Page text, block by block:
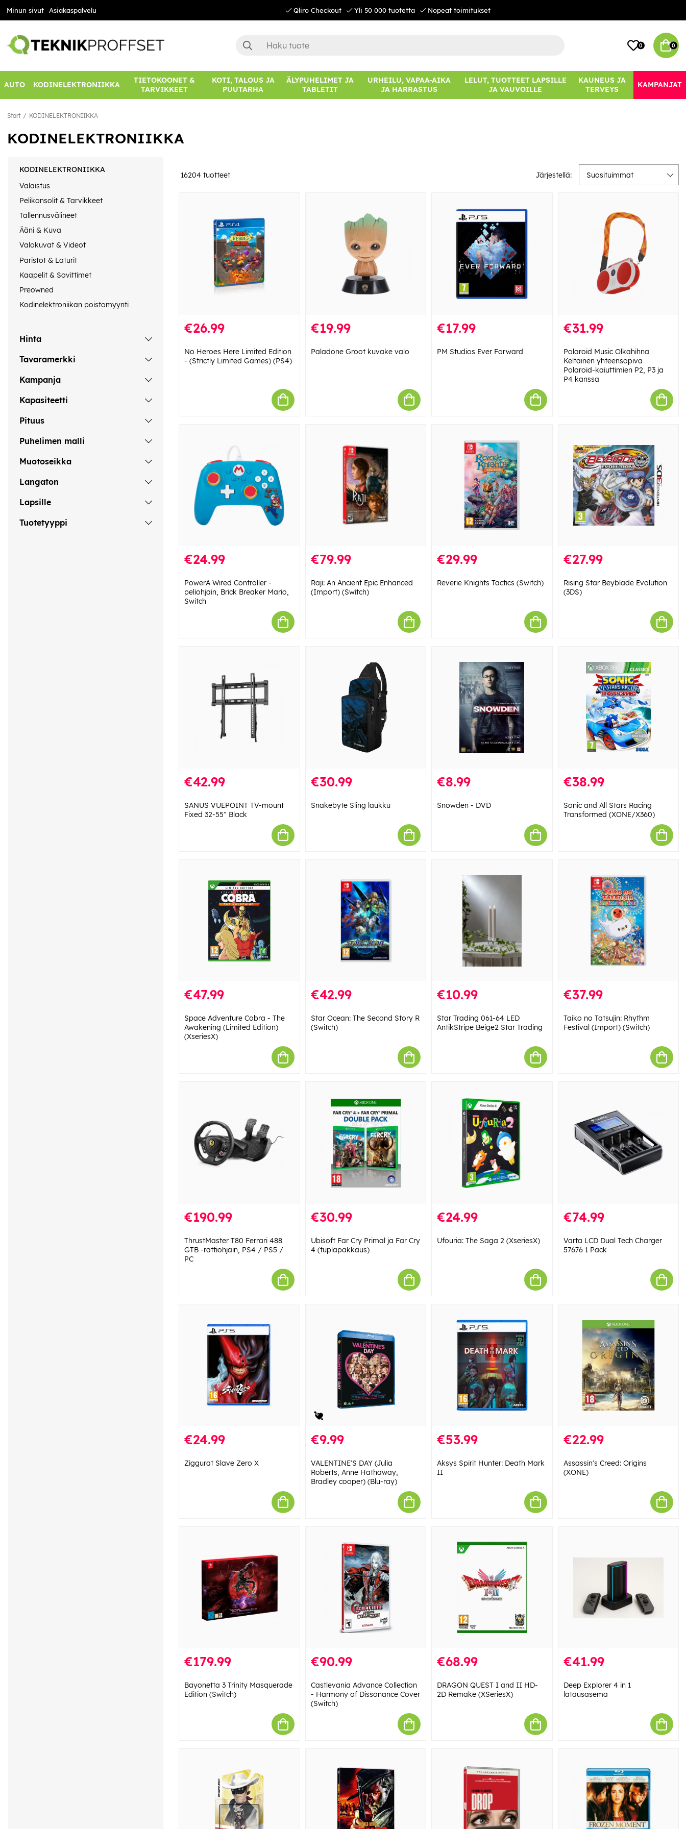
Minun sivut Asiakaspalvelu Qliro Checkout Yli 50 000 tuotetta Nopeat toimitukset
0 0
AUTO KODINELEKTRONIIKKA
TIETOKOONET &
TARVIKKEET
KOTI, TALOUS JA
PUUTARHA
ÄLYPUHELIMET JA
TABLETIT
URHEILU, VAPAA-AIKA
JA HARRASTUS
LELUT, TUOTTEET LAPSILLE
JA VAUVOILLE
KAUNEUS JA
TERVEYS
KAMPANJAT
Start KODINELEKTRONIIKKA
KODINELEKTRONIIKKA
KODINELEKTRONIIKKA
Valaistus
Pelikonsolit & Tarvikkeet
Tallennusvälineet
Ääni & Kuva
Valokuvat & Videot
Paristot & Laturit
Kaapelit & Sovittimet
Preowned
Kodinelektroniikan poistomyynti
Hinta
Tavaramerkki
Kampanja
Kapasiteetti
Pituus
Puhelimen malli
Muotoseikka
Langaton
Lapsille
Tuotetyyppi
16204 tuotteet Järjestellä: Suosituimmat
€26.99
No Heroes Here Limited Edition
- (Strictly Limited Games) (PS4)
€19.99
Paladone Groot kuvake valo
€17.99
PM Studios Ever Forward
€31.99
Polaroid Music Olkahihna
Keltainen yhteensopiva
Polaroid-kaiuttimien P2, P3 ja
P4 kanssa
€24.99
PowerA Wired Controller -
peliohjain, Brick Breaker Mario,
Switch
€79.99
Raji: An Ancient Epic Enhanced
(Import) (Switch)
€29.99
Reverie Knights Tactics (Switch)
€27.99
Rising Star Beyblade Evolution
(3DS)
€42.99
SANUS VUEPOINT TV-mount
Fixed 32-55" Black
€30.99
Snakebyte Sling laukku
€8.99
Snowden - DVD
€38.99
Sonic and All Stars Racing
Transformed (XONE/X360)
€47.99
Space Adventure Cobra - The
Awakening (Limited Edition)
(XseriesX)
€42.99
Star Ocean: The Second Story R
(Switch)
€10.99
Star Trading 061-64 LED
AntikStripe Beige2 Star Trading
€37.99
Taiko no Tatsujin: Rhythm
Festival (Import) (Switch)
€190.99
ThrustMaster T80 Ferrari 488
GTB -rattiohjain, PS4 / PS5 /
PC
€30.99
Ubisoft Far Cry Primal ja Far Cry
4 (tuplapakkaus)
€24.99
Ufouria: The Saga 2 (XseriesX)
€74.99
Varta LCD Dual Tech Charger
57676 1 Pack
€24.99
Ziggurat Slave Zero X
€9.99
VALENTINE'S DAY (Julia
Roberts, Anne Hathaway,
Bradley cooper) (Blu-ray)
€53.99
Aksys Spirit Hunter: Death Mark
II
€22.99
Assassin's Creed: Origins
(XONE)
€179.99
Bayonetta 3 Trinity Masquerade
Edition (Switch)
€90.99
Castlevania Advance Collection
- Harmony of Dissonance Cover
(Switch)
€68.99
DRAGON QUEST I and II HD-
2D Remake (XSeriesX)
€41.99
Deep Explorer 4 in 1
latausasema